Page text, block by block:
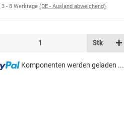
3 - 8 Werktage (DE - Ausland abweichend)
Stk
Komponenten werden geladen ...